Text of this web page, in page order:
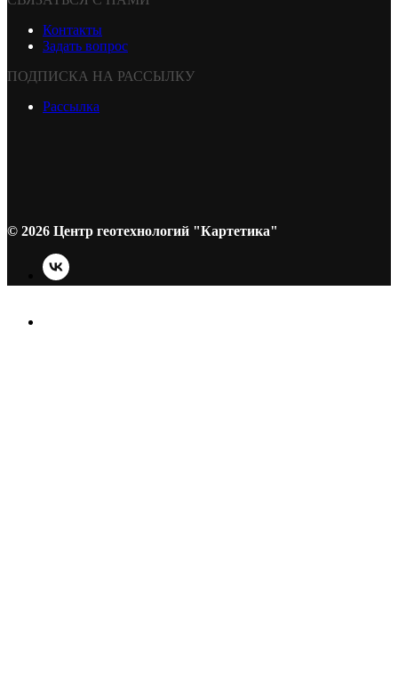
Контакты
Задать вопрос
ПОДПИСКА НА РАССЫЛКУ
Рассылка
© 2026 Центр геотехнологий "Картетика"